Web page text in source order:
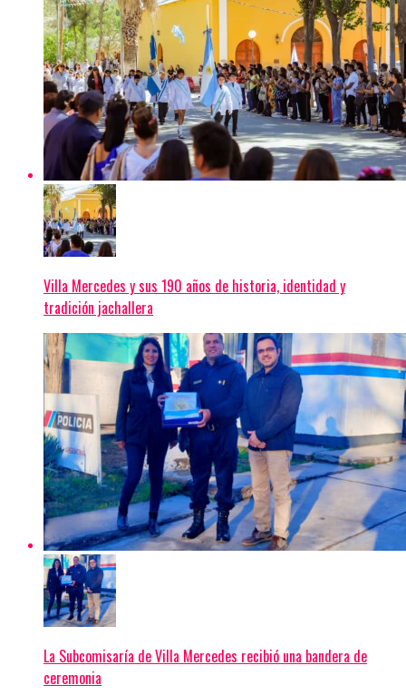
Villa Mercedes y sus 190 años de historia, identidad y
tradición jachallera
La Subcomisaría de Villa Mercedes recibió una bandera de
ceremonia